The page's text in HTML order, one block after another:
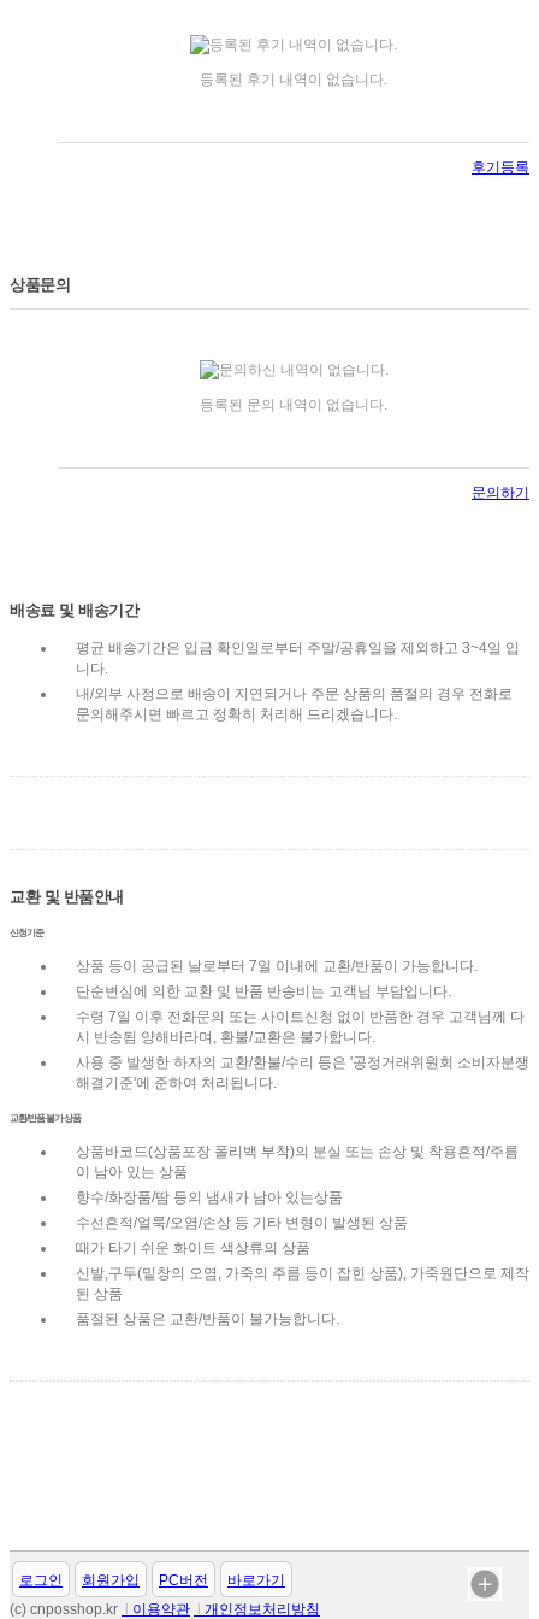
등록된 후기 내역이 없습니다.
후기등록
상품문의
등록된 문의 내역이 없습니다.
문의하기
배송료 및 배송기간
평균 배송기간은 입금 확인일로부터 주말/공휴일을 제외하고 3~4일 입
니다.
내/외부 사정으로 배송이 지연되거나 주문 상품의 품절의 경우 전화로
문의해주시면 빠르고 정확히 처리해 드리겠습니다.
교환 및 반품안내
신청기준
상품 등이 공급된 날로부터 7일 이내에 교환/반품이 가능합니다.
단순변심에 의한 교환 및 반품 반송비는 고객님 부담입니다.
수령 7일 이후 전화문의 또는 사이트신청 없이 반품한 경우 고객님께 다
시 반송됨 양해바라며, 환불/교환은 불가합니다.
사용 중 발생한 하자의 교환/환불/수리 등은 '공정거래위원회 소비자분쟁
해결기준'에 준하여 처리됩니다.
교환/반품 불가 상품
상품바코드(상품포장 폴리백 부착)의 분실 또는 손상 및 착용흔적/주름
이 남아 있는 상품
향수/화장품/땀 등의 냄새가 남아 있는상품
수선흔적/얼룩/오염/손상 등 기타 변형이 발생된 상품
때가 타기 쉬운 화이트 색상류의 상품
신발,구두(밑창의 오염, 가죽의 주름 등이 잡힌 상품), 가죽원단으로 제작
된 상품
품절된 상품은 교환/반품이 불가능합니다.
로그인 회원가입 PC버전
바로가기
(c) cnposshop.kr
이용약관 개인정보처리방침